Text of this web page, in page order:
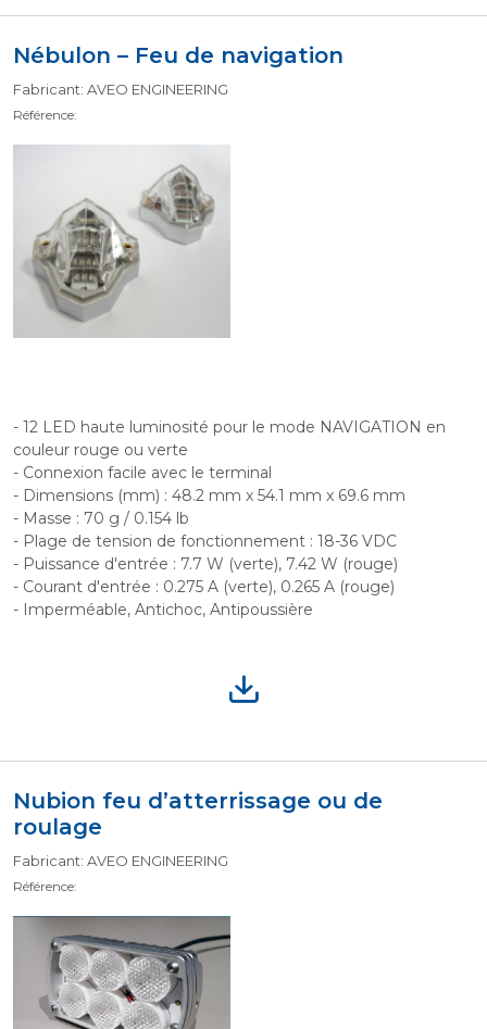
Nébulon – Feu de navigation
Fabricant: AVEO ENGINEERING
Référence:
- 12 LED haute luminosité pour le mode NAVIGATION en
couleur rouge ou verte
- Connexion facile avec le terminal
- Dimensions (mm) : 48.2 mm x 54.1 mm x 69.6 mm
- Masse : 70 g / 0.154 lb
- Plage de tension de fonctionnement : 18-36 VDC
- Puissance d'entrée : 7.7 W (verte), 7.42 W (rouge)
- Courant d'entrée : 0.275 A (verte), 0.265 A (rouge)
- Imperméable, Antichoc, Antipoussière
Nubion feu d’atterrissage ou de
roulage
Fabricant: AVEO ENGINEERING
Référence: